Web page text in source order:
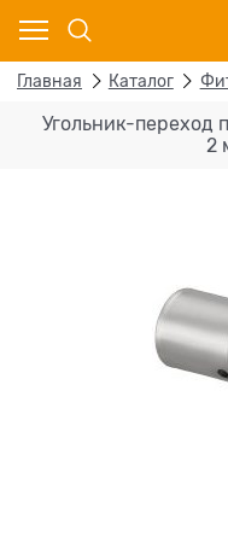
Главная Каталог
Угольник-переход
2